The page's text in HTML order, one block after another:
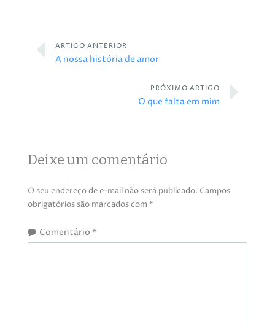
ARTIGO ANTERIOR
A nossa história de amor
PRÓXIMO ARTIGO
O que falta em mim
Deixe um comentário
O seu endereço de e-mail não será publicado. Campos
obrigatórios são marcados com *
Comentário *